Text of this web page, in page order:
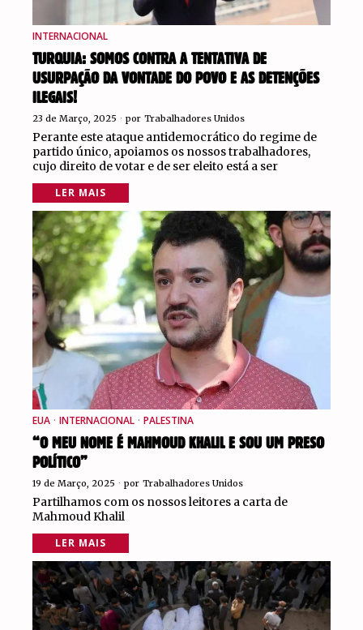
INTERNACIONAL
TURQUIA: SOMOS CONTRA A TENTATIVA DE
USURPAÇÃO DA VONTADE DO POVO E AS DETENÇÕES
ILEGAIS!
23 de Março, 2025 por Trabalhadores Unidos
Perante este ataque antidemocrático do regime de
partido único, apoiamos os nossos trabalhadores,
cujo direito de votar e de ser eleito está a ser
LER MAIS
EUA · INTERNACIONAL · PALESTINA
“O MEU NOME É MAHMOUD KHALIL E SOU UM PRESO
POLÍTICO”
19 de Março, 2025 por Trabalhadores Unidos
Partilhamos com os nossos leitores a carta de
Mahmoud Khalil
LER MAIS